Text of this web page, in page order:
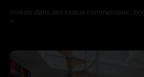
Investir dans des locaux commerciaux :
?